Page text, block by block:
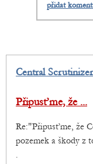
přidat
Central Scrutinizer
Připusťme, že ...
Re:"Připusťme, že
pozemek a škody z
.